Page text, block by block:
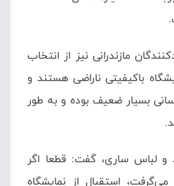
مازندرانی نیز از انتخاب
باکیفیتی ناراضی هستند و
بسیار ضعیف بوده و به طور
و لباس ساری،گفت: قطعا اگر
استقبال از نمایشگاه